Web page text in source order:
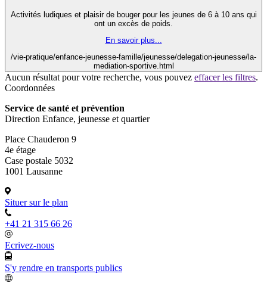
Activités ludiques et plaisir de bouger pour les jeunes de 6 à 10 ans qui
ont un excès de poids.
En savoir plus...
/vie-pratique/enfance-jeunesse-famille/jeunesse/delegation-jeunesse/la-
mediation-sportive.html
Aucun résultat pour votre recherche, vous pouvez effacer les filtres.
Coordonnées
Service de santé et prévention
Direction Enfance, jeunesse et quartier
Place Chauderon 9
4e étage
Case postale 5032
1001 Lausanne
Situer sur le plan
+41 21 315 66 26
Ecrivez-nous
S'y rendre en transports publics